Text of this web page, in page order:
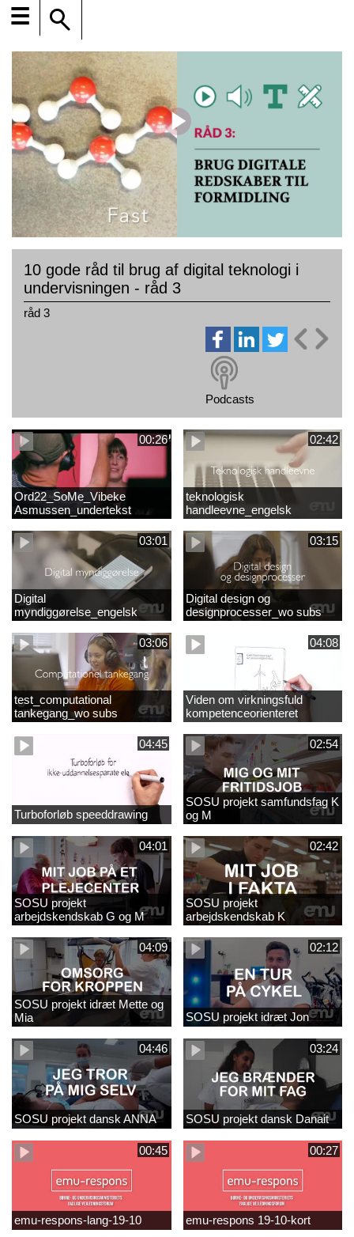
☰
10 gode råd til brug af digital teknologi i
undervisningen - råd 3
råd 3
Podcasts
00:26
Ord22_SoMe_Vibeke
Asmussen_undertekst
02:42
teknologisk
handleevne_engelsk
03:01
Digital
myndiggørelse_engelsk
03:15
Digital design og
designprocesser_wo subs
03:06
test_computational
tankegang_wo subs
04:08
Viden om virkningsfuld
kompetenceorienteret
naturfagsundervisning
04:45
Turboforløb speeddrawing
02:54
SOSU projekt samfundsfag K
og M
04:01
SOSU projekt
arbejdskendskab G og M
02:42
SOSU projekt
arbejdskendskab K
04:09
SOSU projekt idræt Mette og
Mia
02:12
SOSU projekt idræt Jon
04:46
SOSU projekt dansk ANNA
03:24
SOSU projekt dansk Danait
00:45
emu-respons-lang-19-10
00:27
emu-respons 19-10-kort